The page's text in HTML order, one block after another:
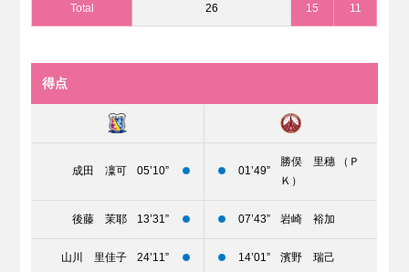
Total 26 15 11
得点
成田 凜可 05’10” 01’49”
勝俣 里穗 （Ｐ
Ｋ）
後藤 茉耶 13’31” 07’43” 岩崎 裕加
山川 里佳子 24’11” 14’01” 濱野 瑞己